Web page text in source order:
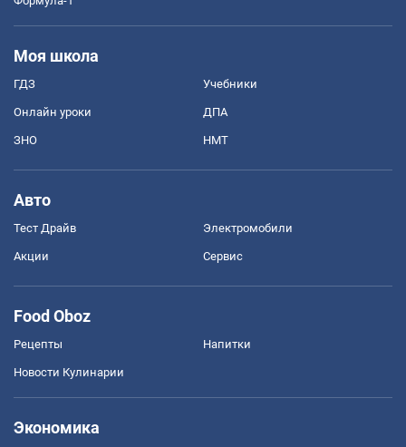
Моя школа
ГДЗ Учебники
Онлайн уроки ДПА
ЗНО НМТ
Авто
Тест Драйв Электромобили
Акции Сервис
Food Oboz
Рецепты Напитки
Новости Кулинарии
Экономика